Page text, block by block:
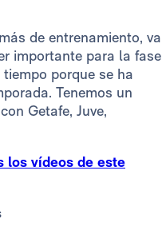
de entrenamiento, va
importante para la fase
porque se ha
Tenemos un
Getafe, Juve,
los vídeos de este